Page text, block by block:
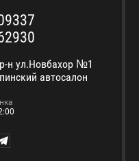
н ул.Новбахор №1
автосалон